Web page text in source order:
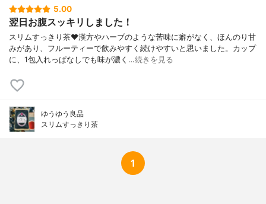
5.00
翌日お腹スッキリしました！
スリムすっきり茶♥漢方やハーブのような苦味に癖がなく、ほんのり甘
みがあり、フルーティーで飲みやすく続けやすいと思いました。カップ
に、1包入れっぱなしでも味が濃く…続きを見る
ゆうゆう良品
スリムすっきり茶
1